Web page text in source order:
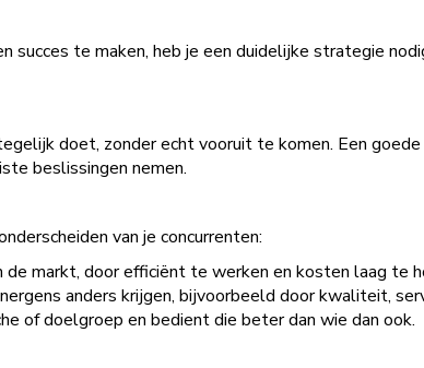
succes te maken, heb je een duidelijke strategie
doet, zonder echt vooruit te komen. Een
beslissingen nemen.
van je concurrenten:
markt, door efficiënt te werken en kosten laag te
anders krijgen, bijvoorbeeld door kwaliteit,
of doelgroep en bedient die beter dan wie dan ook.